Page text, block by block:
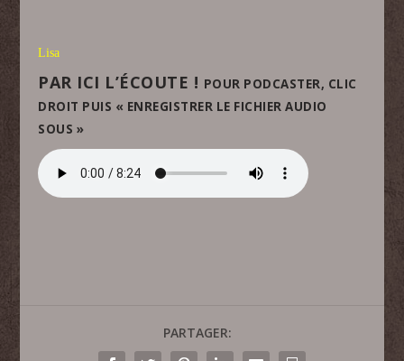
Lisa
PAR ICI L’ÉCOUTE ! POUR PODCASTER, CLIC
DROIT PUIS « ENREGISTRER LE FICHIER AUDIO
SOUS »
PARTAGER: